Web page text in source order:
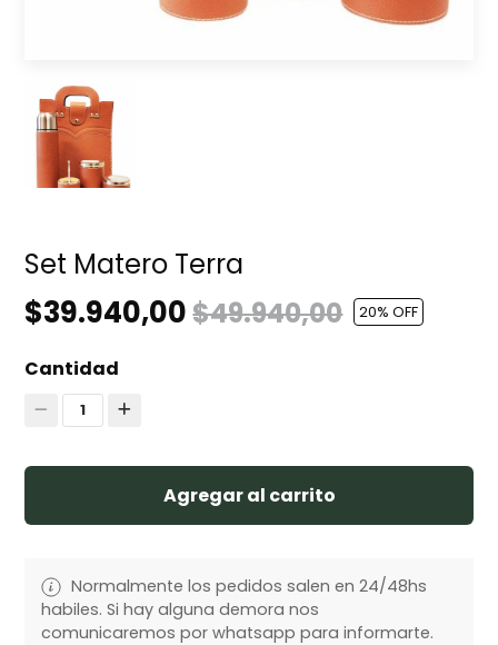
Set Matero Terra
$39.940,00$49.940,00 20% OFF
Cantidad
1
Agregar al carrito
Normalmente los pedidos salen en 24/48hs
habiles. Si hay alguna demora nos
comunicaremos por whatsapp para informarte.